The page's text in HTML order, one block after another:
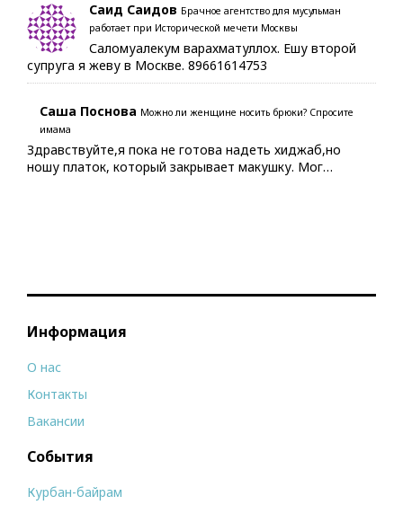
Саид Саидов Брачное агентство для мусульман
работает при Исторической мечети Москвы
Саломуалекум варахматуллох. Ешу второй
супруга я жеву в Москве. 89661614753
Саша Поснова Можно ли женщине носить брюки? Спросите
имама
Здравствуйте,я пока не готова надеть хиджаб,но
ношу платок, который закрывает макушку. Мог…
Информация
О нас
Контакты
Вакансии
События
Курбан-байрам